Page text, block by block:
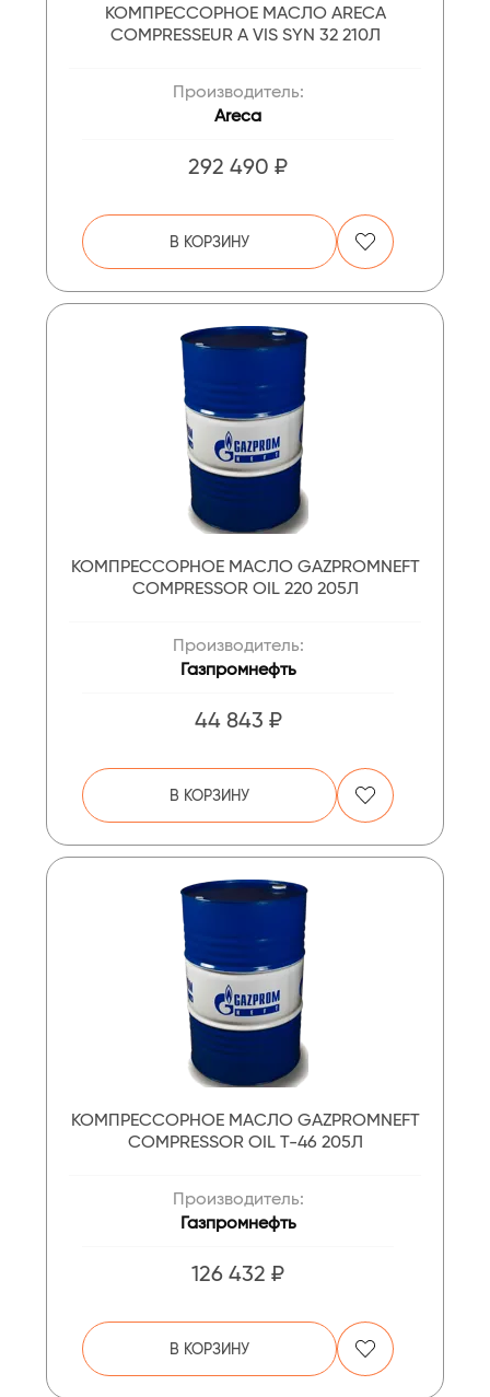
КОМПРЕССОРНОЕ МАСЛО ARECA
COMPRESSEUR A VIS SYN 32 210Л
Производитель:
Areca
292 490 ₽
В КОРЗИНУ
КОМПРЕССОРНОЕ МАСЛО GAZPROMNEFT
COMPRESSOR OIL 220 205Л
Производитель:
Газпромнефть
44 843 ₽
В КОРЗИНУ
КОМПРЕССОРНОЕ МАСЛО GAZPROMNEFT
COMPRESSOR OIL Т-46 205Л
Производитель:
Газпромнефть
126 432 ₽
В КОРЗИНУ